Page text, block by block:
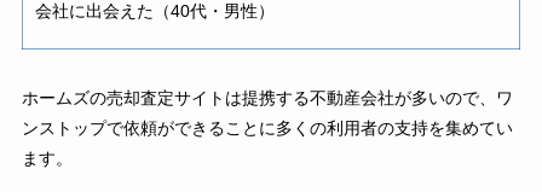
会社に出会えた（40代・男性）
ホームズの売却査定サイトは提携する不動産会社が多いので、ワ
ンストップで依頼ができることに多くの利用者の支持を集めてい
ます。